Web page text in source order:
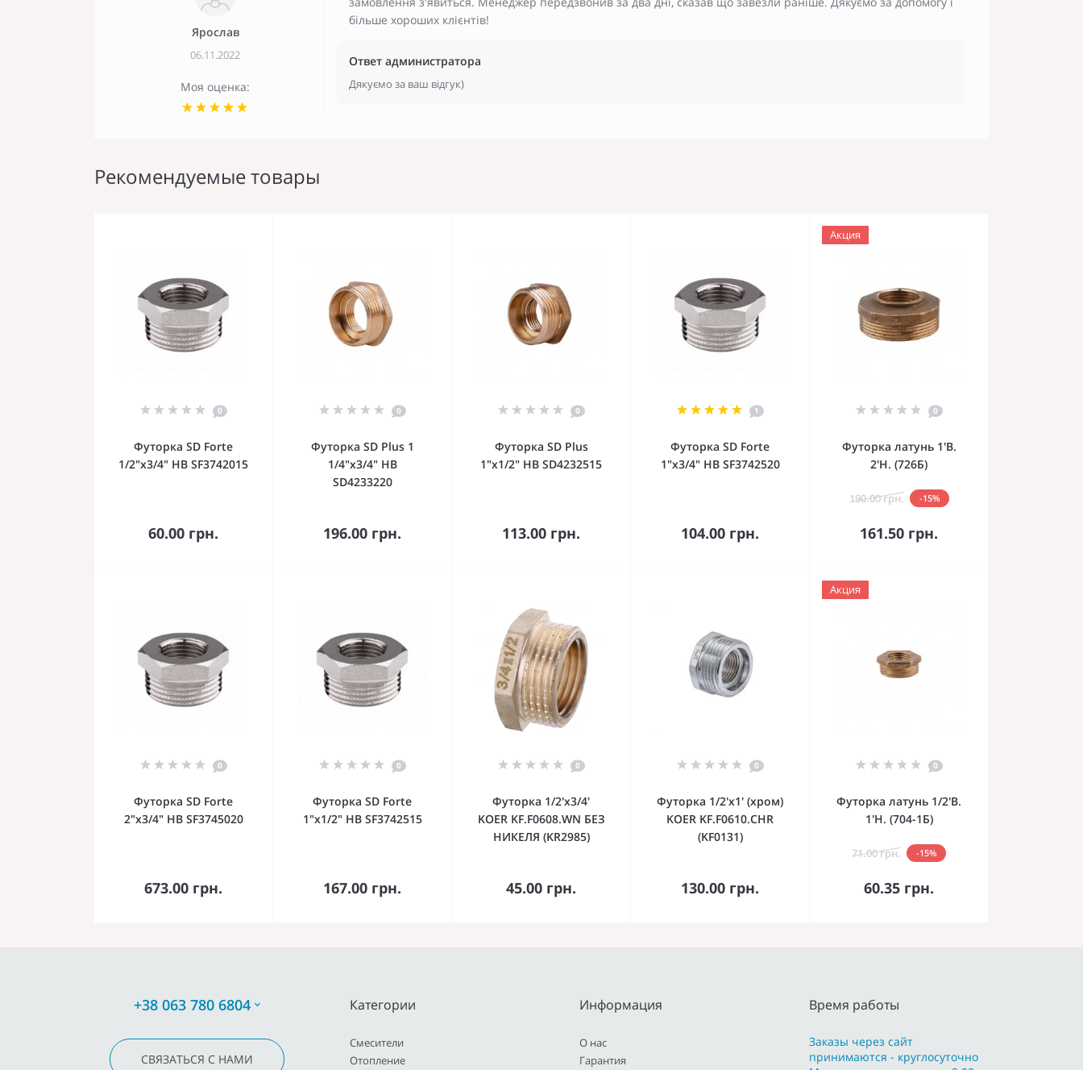
Ярослав
06.11.2022
Моя оценка:
більше хороших клієнтів!
Ответ администратора
Дякуємо за ваш відгук)
Рекомендуемые товары
0
Футорка SD Forte
1/2"х3/4" НВ SF3742015
60.00 грн.
В корзину
0
Футорка SD Plus 1
1/4"х3/4" НВ
SD4233220
196.00 грн.
В корзину
0
Футорка SD Plus
1"х1/2" НВ SD4232515
113.00 грн.
В корзину
1
Футорка SD Forte
1"х3/4" НВ SF3742520
104.00 грн.
В корзину
Акция
0
Футорка латунь 1'В.
2'Н. (726Б)
190.00 грн. -15%
161.50 грн.
В корзину
0
Футорка SD Forte
2"х3/4" НВ SF3745020
673.00 грн.
В корзину
0
Футорка SD Forte
1"х1/2" НВ SF3742515
167.00 грн.
В корзину
0
Футорка 1/2'х3/4'
KOER KF.F0608.WN БЕЗ
НИКЕЛЯ (KR2985)
45.00 грн.
В корзину
0
Футорка 1/2'х1' (хром)
KOER KF.F0610.CHR
(KF0131)
130.00 грн.
В корзину
Акция
0
Футорка латунь 1/2'В.
1'Н. (704-1Б)
71.00 грн. -15%
60.35 грн.
В корзину
+38 063 780 6804
СВЯЗАТЬСЯ С НАМИ
Категории
Cмесители
Отопление
Информация
О нас
Гарантия
Время работы
Заказы через сайт
принимаются - круглосуточно